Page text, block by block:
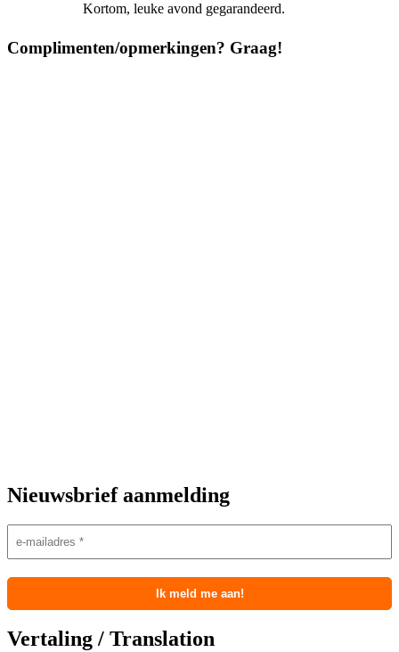
Kortom, leuke avond gegarandeerd.
Complimenten/opmerkingen? Graag!
Nieuwsbrief aanmelding
Vertaling / Translation